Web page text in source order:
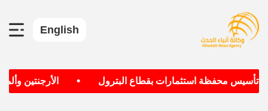
English
تأسيس محفظة استثمارات بقطاع البترول الأرجنتين